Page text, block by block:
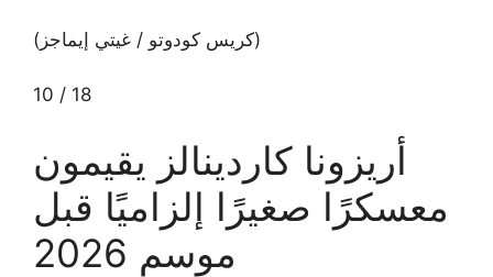
(كريس كودوتو / غيتي إيماجز)
10 / 18
أريزونا كاردينالز يقيمون
معسكرًا صغيرًا إلزاميًا قبل
موسم 2026